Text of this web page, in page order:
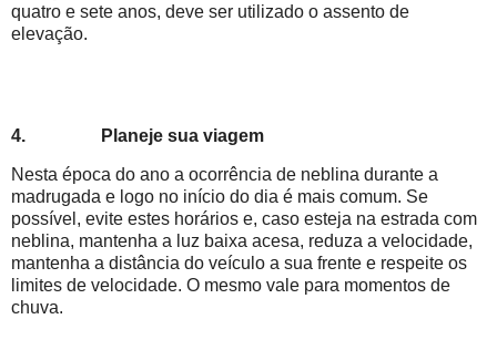
quatro e sete anos, deve ser utilizado o assento de
elevação.
4. Planeje sua viagem
Nesta época do ano a ocorrência de neblina durante a
madrugada e logo no início do dia é mais comum. Se
possível, evite estes horários e, caso esteja na estrada com
neblina, mantenha a luz baixa acesa, reduza a velocidade,
mantenha a distância do veículo a sua frente e respeite os
limites de velocidade. O mesmo vale para momentos de
chuva.